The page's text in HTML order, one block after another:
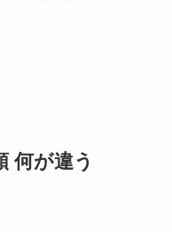
何が違う